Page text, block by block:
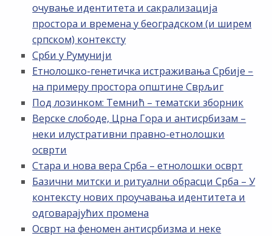
очување идентитета и сакрализација
простора и времена у београдском (и ширем
српском) контексту
Срби у Румунији
Етнолошко-генетичка истраживања Србије –
на примеру простора општине Сврљиг
Под лозинком: Темнић – тематски зборник
Верске слободе, Црна Гора и антисрбизам –
неки илустративни правно-етнолошки
осврти
Стара и нова вера Срба – етнолошки осврт
Базични митски и ритуални обрасци Срба – У
контексту нових проучавања идентитета и
одговарајућих промена
Осврт на феномен антисрбизма и неке